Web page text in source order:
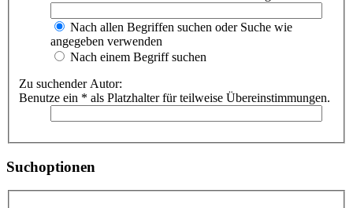
Nach allen Begriffen suchen oder Suche wie
angegeben verwenden
Nach einem Begriff suchen
Zu suchender Autor:
Benutze ein * als Platzhalter für teilweise Übereinstimmungen.
Suchoptionen